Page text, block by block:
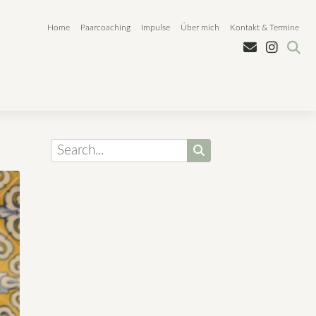
Home Paarcoaching Impulse Über mich Kontakt & Termine